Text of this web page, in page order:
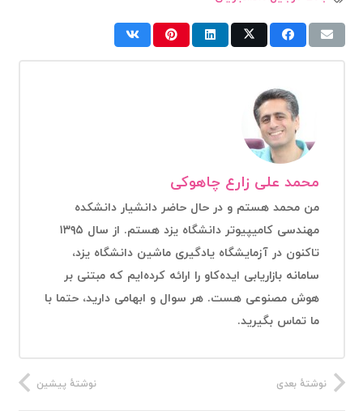
محمد علی زارع چاهوکی
من محمد هستم و در حال حاضر دانشیار دانشکده
مهندسی کامیپیوتر دانشگاه یزد هستم. از سال ۱۳۹۵
تاکنون در آزمایشگاه یادگیری ماشین دانشگاه یزد،
سامانه بازاریابی ایده‌کاو را ارائه کرده‌ایم که مبتنی بر
هوش مصنوعی هست. هر سوال و ابهامی دارید، حتما با
ما تماس بگیرید.
نوشتهٔ پیشین نوشتهٔ بعدی